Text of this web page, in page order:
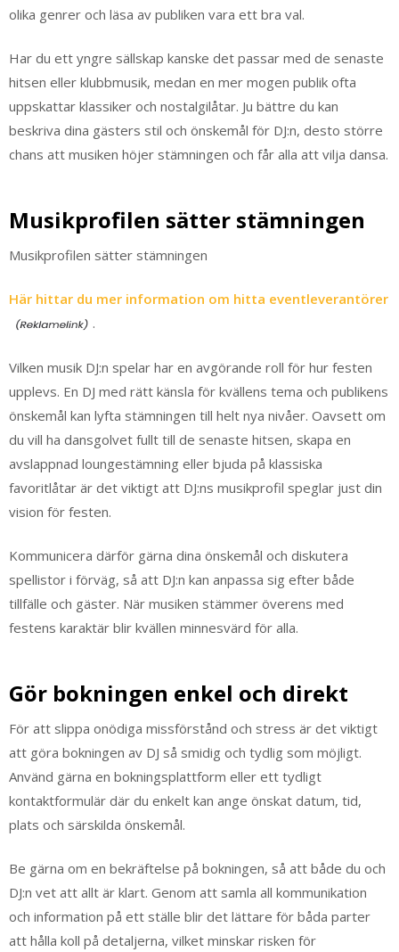
olika genrer och läsa av publiken vara ett bra val.
Har du ett yngre sällskap kanske det passar med de senaste
hitsen eller klubbmusik, medan en mer mogen publik ofta
uppskattar klassiker och nostalgilåtar. Ju bättre du kan
beskriva dina gästers stil och önskemål för DJ:n, desto större
chans att musiken höjer stämningen och får alla att vilja dansa.
Musikprofilen sätter stämningen
Musikprofilen sätter stämningen
Här hittar du mer information om hitta eventleverantörer
.
Vilken musik DJ:n spelar har en avgörande roll för hur festen
upplevs. En DJ med rätt känsla för kvällens tema och publikens
önskemål kan lyfta stämningen till helt nya nivåer. Oavsett om
du vill ha dansgolvet fullt till de senaste hitsen, skapa en
avslappnad loungestämning eller bjuda på klassiska
favoritlåtar är det viktigt att DJ:ns musikprofil speglar just din
vision för festen.
Kommunicera därför gärna dina önskemål och diskutera
spellistor i förväg, så att DJ:n kan anpassa sig efter både
tillfälle och gäster. När musiken stämmer överens med
festens karaktär blir kvällen minnesvärd för alla.
Gör bokningen enkel och direkt
För att slippa onödiga missförstånd och stress är det viktigt
att göra bokningen av DJ så smidig och tydlig som möjligt.
Använd gärna en bokningsplattform eller ett tydligt
kontaktformulär där du enkelt kan ange önskat datum, tid,
plats och särskilda önskemål.
Be gärna om en bekräftelse på bokningen, så att både du och
DJ:n vet att allt är klart. Genom att samla all kommunikation
och information på ett ställe blir det lättare för båda parter
att hålla koll på detaljerna, vilket minskar risken för